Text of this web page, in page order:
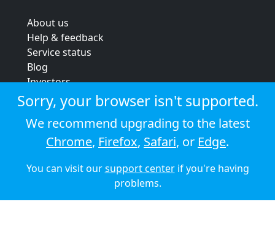
About us
Help & feedback
Service status
Blog
Investors
Strategic review
Terms & conditions
Privacy policy
Cookie policy
© 2026 Audioboom
Sorry, your browser isn't supported.
We recommend upgrading to the latest
Chrome, Firefox, Safari, or Edge.
You can visit oursupport centerif you're having
problems.